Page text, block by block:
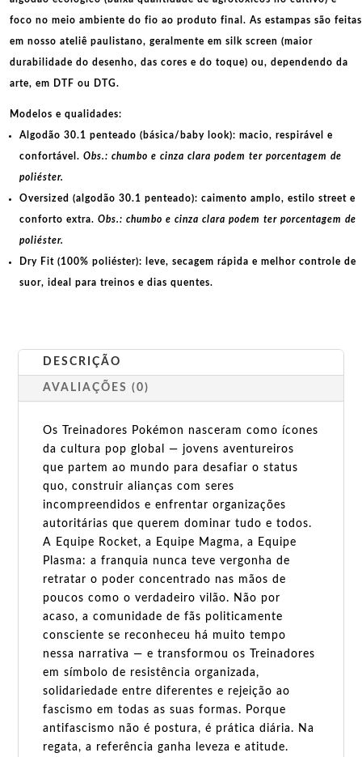
foco no meio ambiente do fio ao produto final. As estampas são feitas
em nosso ateliê paulistano, geralmente em silk screen (maior
durabilidade do desenho, das cores e do toque) ou, dependendo da
arte, em DTF ou DTG.
Modelos e qualidades:
Algodão 30.1 penteado (básica/baby look): macio, respirável e
confortável. Obs.: chumbo e cinza clara podem ter porcentagem de
poliéster.
Oversized (algodão 30.1 penteado): caimento amplo, estilo street e
conforto extra. Obs.: chumbo e cinza clara podem ter porcentagem de
poliéster.
Dry Fit (100% poliéster): leve, secagem rápida e melhor controle de
suor, ideal para treinos e dias quentes.
DESCRIÇÃO
AVALIAÇÕES (0)
Os Treinadores Pokémon nasceram como ícones
da cultura pop global — jovens aventureiros
que partem ao mundo para desafiar o status
quo, construir alianças com seres
incompreendidos e enfrentar organizações
autoritárias que querem dominar tudo e todos.
A Equipe Rocket, a Equipe Magma, a Equipe
Plasma: a franquia nunca teve vergonha de
retratar o poder concentrado nas mãos de
poucos como o verdadeiro vilão. Não por
acaso, a comunidade de fãs politicamente
consciente se reconheceu há muito tempo
nessa narrativa — e transformou os Treinadores
em símbolo de resistência organizada,
solidariedade entre diferentes e rejeição ao
fascismo em todas as suas formas. Porque
antifascismo não é postura, é prática diária. Na
regata, a referência ganha leveza e atitude.